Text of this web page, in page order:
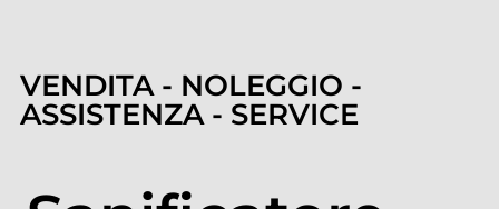
VENDITA - NOLEGGIO -
ASSISTENZA - SERVICE